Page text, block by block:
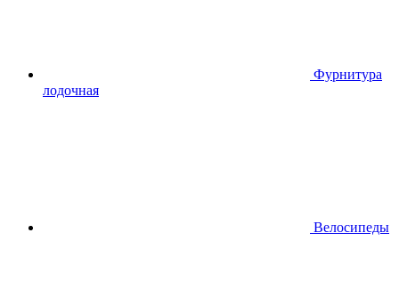
Фурнитура
лодочная
Велосипеды